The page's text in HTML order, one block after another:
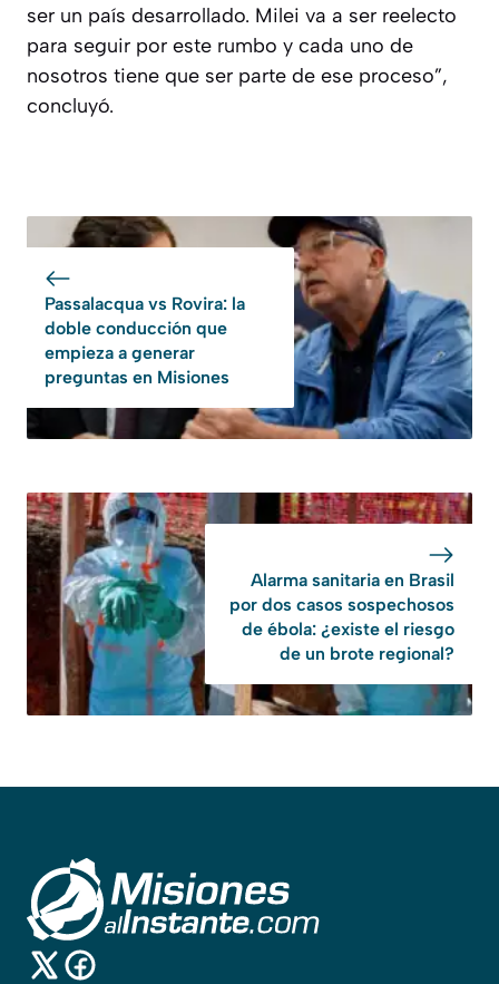
ser un país desarrollado. Milei va a ser reelecto
para seguir por este rumbo y cada uno de
nosotros tiene que ser parte de ese proceso”,
concluyó.
Passalacqua vs Rovira: la
doble conducción que
empieza a generar
preguntas en Misiones
Alarma sanitaria en Brasil
por dos casos sospechosos
de ébola: ¿existe el riesgo
de un brote regional?